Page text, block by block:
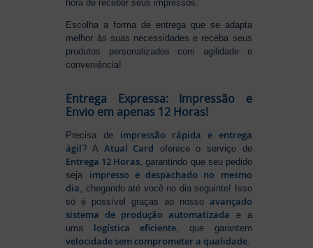
hora de receber seus impressos.
Escolha a forma de entrega que se adapta
melhor às suas necessidades e receba seus
produtos personalizados com agilidade e
conveniência!
Entrega Expressa: Impressão e
Envio em apenas 12 Horas!
Precisa de impressão rápida e entrega
ágil? A Atual Card oferece o serviço de
Entrega 12 Horas , garantindo que seu pedido
seja impresso e despachado no mesmo
dia , chegando até você no dia seguinte! Isso
só é possível graças ao nosso avançado
sistema de produção automatizada e a
uma logística eficiente , que garantem
velocidade sem comprometer a qualidade